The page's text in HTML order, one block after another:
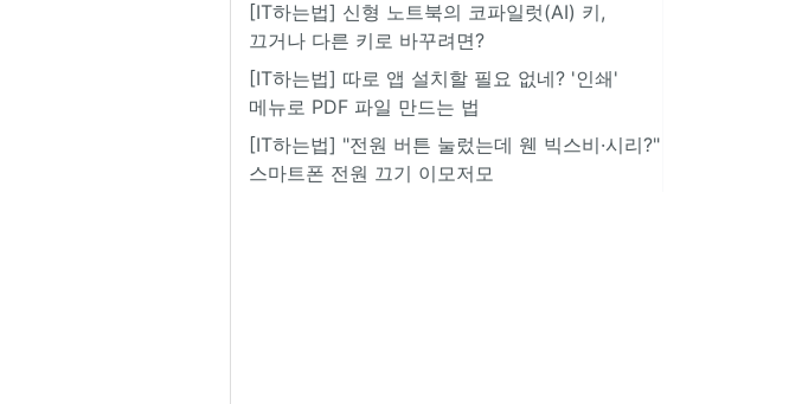
[IT하는법] 신형 노트북의 코파일럿(AI) 키,
끄거나 다른 키로 바꾸려면?
[IT하는법] 따로 앱 설치할 필요 없네? '인쇄'
메뉴로 PDF 파일 만드는 법
[IT하는법] "전원 버튼 눌렀는데 웬 빅스비·시리?"
스마트폰 전원 끄기 이모저모